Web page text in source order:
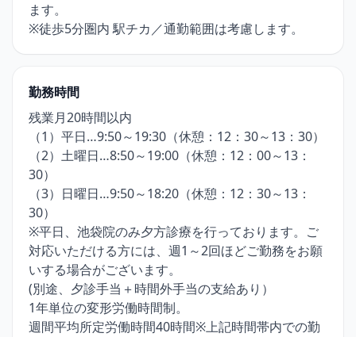
ます。
※徒歩5分圏内 駅チカ／通勤範囲は考慮します。
勤務時間
残業月20時間以内
（1）平日…9:50～19:30（休憩：12：30～13：30）
（2）土曜日…8:50～19:00（休憩：12：00～13：
30）
（3）日曜日…9:50～18:20（休憩：12：30～13：
30）
※平日、池袋院のみ夕方診療を行っております。ご
対応いただける方には、週1～2回ほどご勤務をお願
いする場合がございます。
(別途、夕診手当＋時間外手当の支給あり）
1年単位の変形労働時間制。
週間平均所定労働時間40時間※上記時間帯内での勤